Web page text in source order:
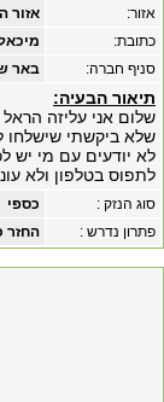
אזור
אזור:
מיכאל
כתובת:
באר
סניף חברה:
תיאור הבעיה:
שלום אני עליזה
שלא ביקשתי שישלחו
לא יודעים עם מי יש
לתפוס בטלפון ולא
כספי
סוג הנזק :
החזר
פתרון נדרש :